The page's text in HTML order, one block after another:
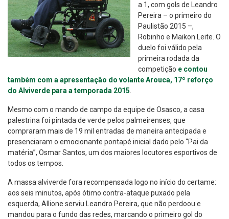
a 1, com gols de Leandro
Pereira – o primeiro do
Paulistão 2015 –,
Robinho e Maikon Leite. O
duelo foi válido pela
primeira rodada da
competição e contou
também com a apresentação do volante Arouca, 17º reforço
do Alviverde para a temporada 2015
Mesmo com o mando de campo da equipe de Osasco, a casa
palestrina foi pintada de verde pelos palmeirenses, que
compraram mais de 19 mil entradas de maneira antecipada e
presenciaram o emocionante pontapé inicial dado pelo “Pai da
matéria”, Osmar Santos, um dos maiores locutores esportivos de
todos os tempos.
A massa alviverde fora recompensada logo no início do certame:
aos seis minutos, após ótimo contra-ataque puxado pela
esquerda, Allione serviu Leandro Pereira, que não perdoou e
mandou para o fundo das redes, marcando o primeiro gol do